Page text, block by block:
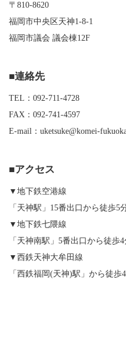
〒810-8620
福岡市中央区天神1-8-1
福岡市議会 議会棟12F
■連絡先
TEL：092-711-4728
FAX：092-741-4597
E-mail：uketsuke@komei-
■アクセス
▼地下鉄空港線
「天神駅」15番出口から徒歩5
▼地下鉄七隈線
「天神南駅」5番出口から徒歩4
▼西鉄天神大牟田線
「西鉄福岡(天神)駅」から徒歩